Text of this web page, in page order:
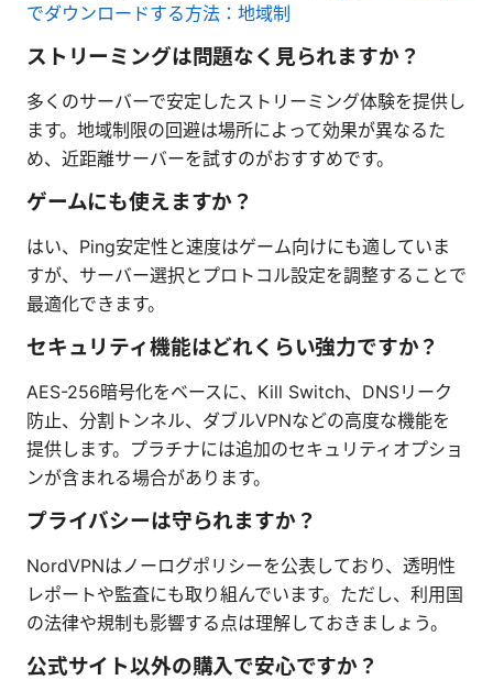
でダウンロードする方法：地域制
ストリーミングは問題なく見られますか？
多くのサーバーで安定したストリーミング体験を提供し
ます。地域制限の回避は場所によって効果が異なるた
め、近距離サーバーを試すのがおすすめです。
ゲームにも使えますか？
はい、Ping安定性と速度はゲーム向けにも適していま
すが、サーバー選択とプロトコル設定を調整することで
最適化できます。
セキュリティ機能はどれくらい強力ですか？
AES-256暗号化をベースに、Kill Switch、DNSリーク
防止、分割トンネル、ダブルVPNなどの高度な機能を
提供します。プラチナには追加のセキュリティオプショ
ンが含まれる場合があります。
プライバシーは守られますか？
NordVPNはノーログポリシーを公表しており、透明性
レポートや監査にも取り組んでいます。ただし、利用国
の法律や規制も影響する点は理解しておきましょう。
公式サイト以外の購入で安心ですか？